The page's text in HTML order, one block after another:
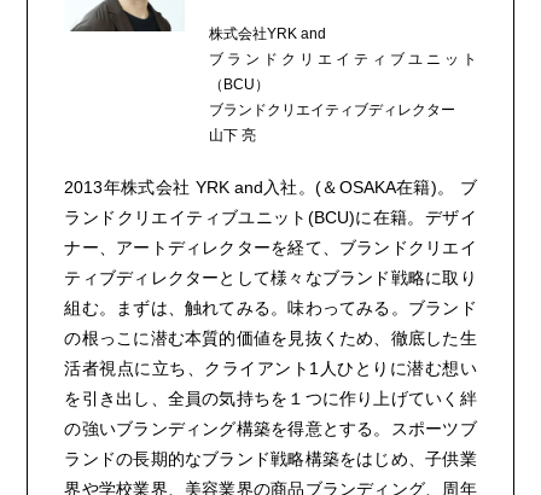
株式会社YRK and
ブランドクリエイティブユニット
（BCU）
ブランドクリエイティブディレクター
山下 亮
2013年株式会社 YRK and入社。(＆OSAKA在籍)。 ブ
ランドクリエイティブユニット(BCU)に在籍。デザイ
ナー、アートディレクターを経て、ブランドクリエイ
ティブディレクターとして様々なブランド戦略に取り
組む。まずは、触れてみる。味わってみる。ブランド
の根っこに潜む本質的価値を見抜くため、徹底した生
活者視点に立ち、クライアント1人ひとりに潜む想い
を引き出し、全員の気持ちを１つに作り上げていく絆
の強いブランディング構築を得意とする。スポーツブ
ランドの長期的なブランド戦略構築をはじめ、子供業
界や学校業界、美容業界の商品ブランディング、周年